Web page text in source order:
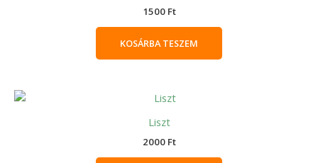
1500 Ft
KOSÁRBA TESZEM
Liszt
2000 Ft